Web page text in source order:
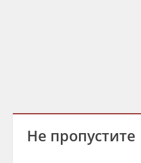
Не пропустите